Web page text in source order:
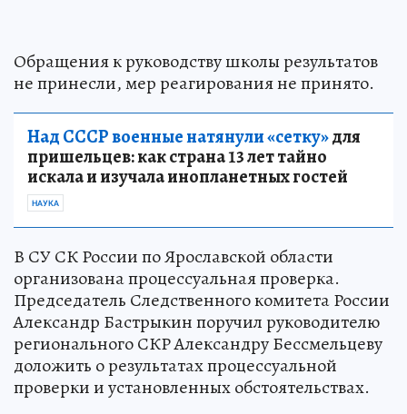
Обращения к руководству школы результатов
не принесли, мер реагирования не принято.
Над СССР военные натянули «сетку»для
пришельцев: как страна 13 лет тайно
искала и изучала инопланетных гостей
НАУКА
В СУ СК России по Ярославской области
организована процессуальная проверка.
Председатель Следственного комитета России
Александр Бастрыкин поручил руководителю
регионального СКР Александру Бессмельцеву
доложить о результатах процессуальной
проверки и установленных обстоятельствах.